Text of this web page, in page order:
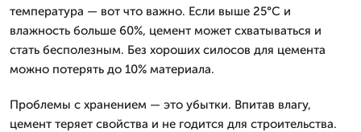
температура — вот что важно. Если выше 25°C и
влажность больше 60%, цемент может схватываться и
стать бесполезным. Без хороших силосов для цемента
можно потерять до 10% материала.
Проблемы с хранением — это убытки. Впитав влагу,
цемент теряет свойства и не годится для строительства.